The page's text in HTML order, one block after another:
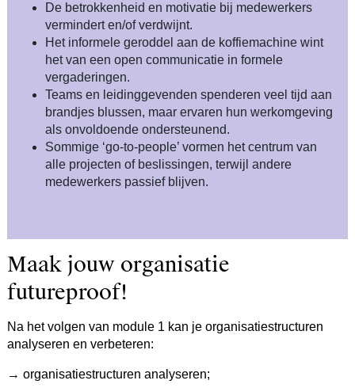
De betrokkenheid en motivatie bij medewerkers
vermindert en/of verdwijnt.
Het informele geroddel aan de koffiemachine wint
het van een open communicatie in formele
vergaderingen.
Teams en leidinggevenden spenderen veel tijd aan
brandjes blussen, maar ervaren hun werkomgeving
als onvoldoende ondersteunend.
Sommige ‘go-to-people’ vormen het centrum van
alle projecten of beslissingen, terwijl andere
medewerkers passief blijven.
Maak jouw organisatie
futureproof!
Na het volgen van module 1 kan je organisatiestructuren
analyseren en verbeteren:
→ organisatiestructuren analyseren;